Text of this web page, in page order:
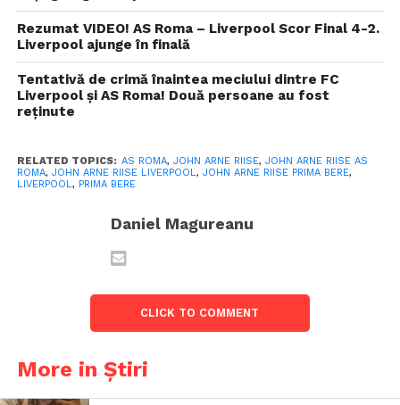
Rezumat VIDEO! AS Roma – Liverpool Scor Final 4-2.
Liverpool ajunge în finală
Tentativă de crimă înaintea meciului dintre FC
Liverpool și AS Roma! Două persoane au fost
reținute
RELATED TOPICS: AS ROMA, JOHN ARNE RIISE, JOHN ARNE RIISE AS
ROMA, JOHN ARNE RIISE LIVERPOOL, JOHN ARNE RIISE PRIMA BERE,
LIVERPOOL, PRIMA BERE
Daniel Magureanu
CLICK TO COMMENT
More in Știri